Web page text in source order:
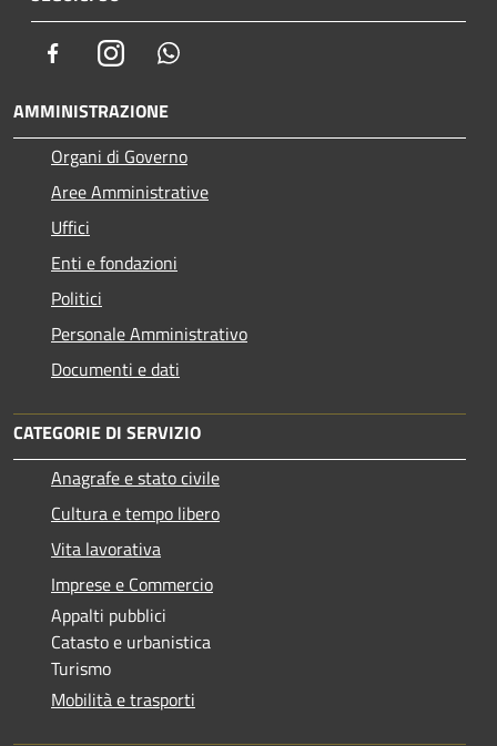
FacebookInstagram
AMMINISTRAZIONE
Organi di Governo
Aree Amministrative
Uffici
Enti e fondazioni
Politici
Personale Amministrativo
Documenti e dati
CATEGORIE DI SERVIZIO
Anagrafe e stato civile
Cultura e tempo libero
Vita lavorativa
Imprese e Commercio
Appalti pubblici
Catasto e urbanistica
Turismo
Mobilità e trasporti